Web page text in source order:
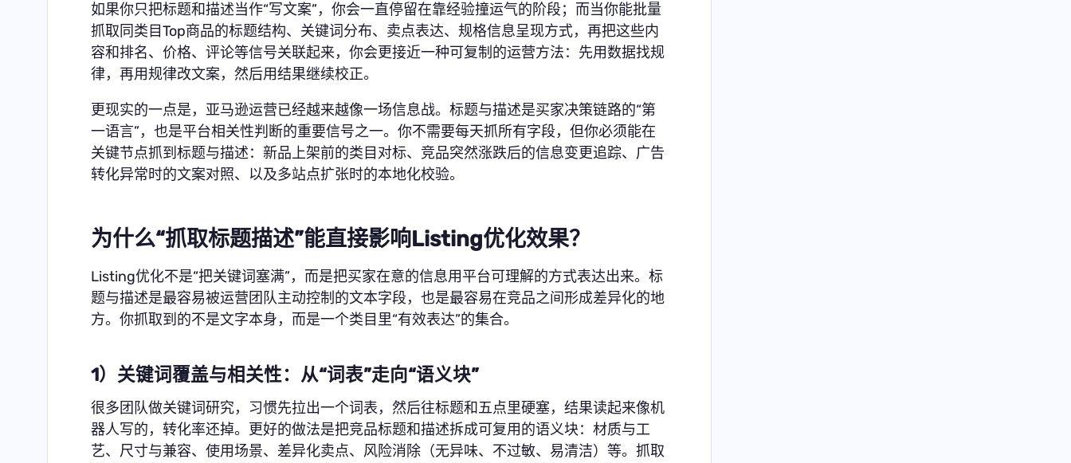
如果你只把标题和描述当作“写文案”，你会一直停留在靠经验撞运气的阶段；而当你能批量
抓取同类目Top商品的标题结构、关键词分布、卖点表达、规格信息呈现方式，再把这些内
容和排名、价格、评论等信号关联起来，你会更接近一种可复制的运营方法：先用数据找规
律，再用规律改文案，然后用结果继续校正。
更现实的一点是，亚马逊运营已经越来越像一场信息战。标题与描述是买家决策链路的“第
一语言”，也是平台相关性判断的重要信号之一。你不需要每天抓所有字段，但你必须能在
关键节点抓到标题与描述：新品上架前的类目对标、竞品突然涨跌后的信息变更追踪、广告
转化异常时的文案对照、以及多站点扩张时的本地化校验。
为什么“抓取标题描述”能直接影响Listing优化效果？
Listing优化不是“把关键词塞满”，而是把买家在意的信息用平台可理解的方式表达出来。标
题与描述是最容易被运营团队主动控制的文本字段，也是最容易在竞品之间形成差异化的地
方。你抓取到的不是文字本身，而是一个类目里“有效表达”的集合。
1）关键词覆盖与相关性：从“词表”走向“语义块”
很多团队做关键词研究，习惯先拉出一个词表，然后往标题和五点里硬塞，结果读起来像机
器人写的，转化率还掉。更好的做法是把竞品标题和描述拆成可复用的语义块：材质与工
艺、尺寸与兼容、使用场景、差异化卖点、风险消除（无异味、不过敏、易清洁）等。抓取